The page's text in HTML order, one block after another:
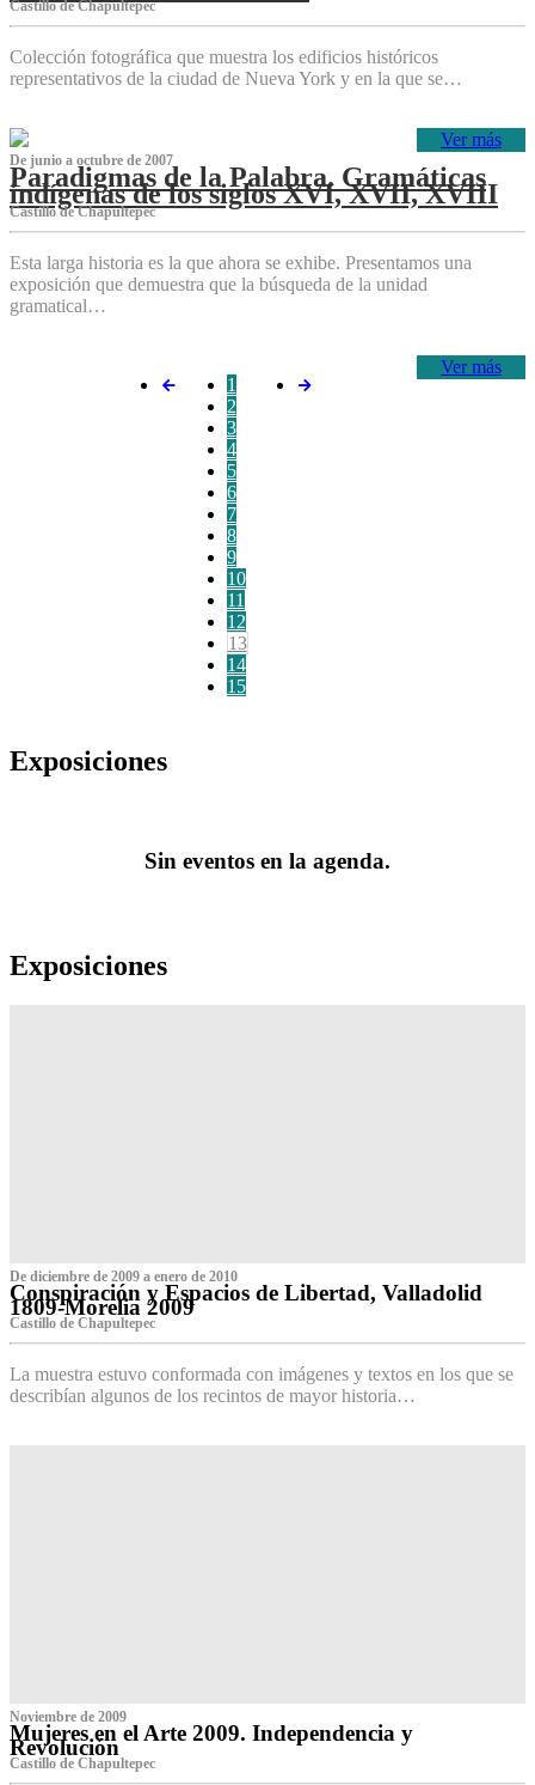
Castillo de Chapultepec
Colección fotográfica que muestra los edificios históricos
representativos de la ciudad de Nueva York y en la que se…
Ver más
De junio a octubre de 2007
Paradigmas de la Palabra. Gramáticas
indígenas de los siglos XVI, XVII, XVIII
Castillo de Chapultepec
Esta larga historia es la que ahora se exhibe. Presentamos una
exposición que demuestra que la búsqueda de la unidad
gramatical…
Ver más
1
2
3
4
5
6
7
8
9
10
11
12
13
14
15
Exposiciones
Sin eventos en la agenda.
Exposiciones
De diciembre de 2009 a enero de 2010
Conspiración y Espacios de Libertad, Valladolid
1809-Morelia 2009
Castillo de Chapultepec
La muestra estuvo conformada con imágenes y textos en los que se
describían algunos de los recintos de mayor historia…
Noviembre de 2009
Mujeres en el Arte 2009. Independencia y
Revolución
Castillo de Chapultepec